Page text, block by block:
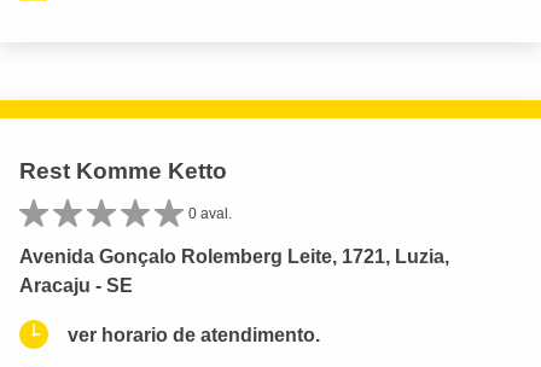
Rest Komme Ketto
0 aval.
Avenida Gonçalo Rolemberg Leite, 1721, Luzia,
Aracaju - SE
ver horario de atendimento.